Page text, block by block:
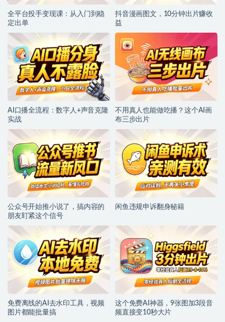
全平台投手变现课：从入门到稳
定出单
抖音漫画图文，10分钟出片赚收
益
AI口播全流程：数字人+声音克隆
实战
不用真人也能做吃播？这个AI画
布三步出片
公众号开始推小说了，搞内容的
朋友盯紧这个信号
闲鱼违规申诉翻身秘籍
免费离线的AI去水印工具，视频
图片都能批量搞
这个免费AI神器，9张图加3段音
频直接变10秒大片